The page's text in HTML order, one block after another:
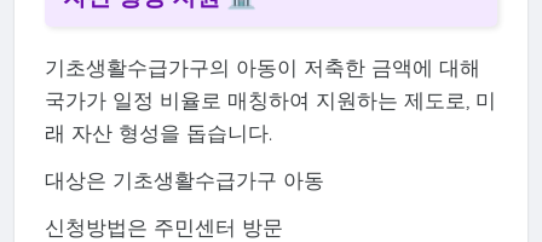
기초생활수급가구의 아동이 저축한 금액에 대해
국가가 일정 비율로 매칭하여 지원하는 제도로, 미
래 자산 형성을 돕습니다.
대상은 기초생활수급가구 아동
신청방법은 주민센터 방문